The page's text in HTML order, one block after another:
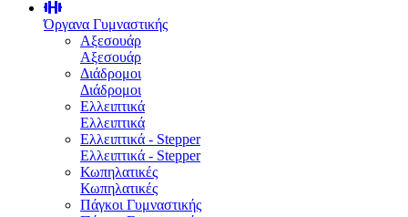
Όργανα Γυμναστικής
Αξεσουάρ
Αξεσουάρ
Διάδρομοι
Διάδρομοι
Ελλειπτικά
Ελλειπτικά
Ελλειπτικά - Stepper
Ελλειπτικά - Stepper
Κωπηλατικές
Κωπηλατικές
Πάγκοι Γυμναστικής